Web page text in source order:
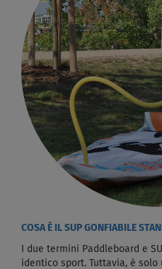
COSA È IL SUP GONFIABILE
I due termini Paddleboard e
identico sport. Tuttavia, è solo